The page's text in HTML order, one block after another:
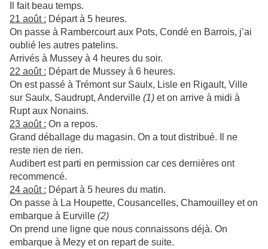
Il fait beau temps.
21 août : Départ à 5 heures.
On passe à Rambercourt aux Pots, Condé en Barrois, j’ai
oublié les autres patelins.
Arrivés à Mussey à 4 heures du soir.
22 août : Départ de Mussey à 6 heures.
On est passé à Trémont sur Saulx, Lisle en Rigault, Ville
sur Saulx, Saudrupt, Anderville (1) et on arrive à midi à
Rupt aux Nonains.
23 août : On a repos.
Grand déballage du magasin. On a tout distribué. Il ne
reste rien de rien.
Audibert est parti en permission car ces dernières ont
recommencé.
24 août : Départ à 5 heures du matin.
On passe à La Houpette, Cousancelles, Chamouilley et on
embarque à Eurville (2)
On prend une ligne que nous connaissons déjà. On
embarque à Mezy et on repart de suite.